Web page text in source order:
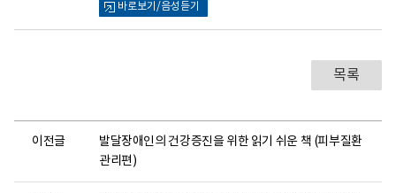
바로보기/음성듣기
목록
이전글
발달장애인의 건강증진을 위한 읽기 쉬운 책 (피부질환
관리편)